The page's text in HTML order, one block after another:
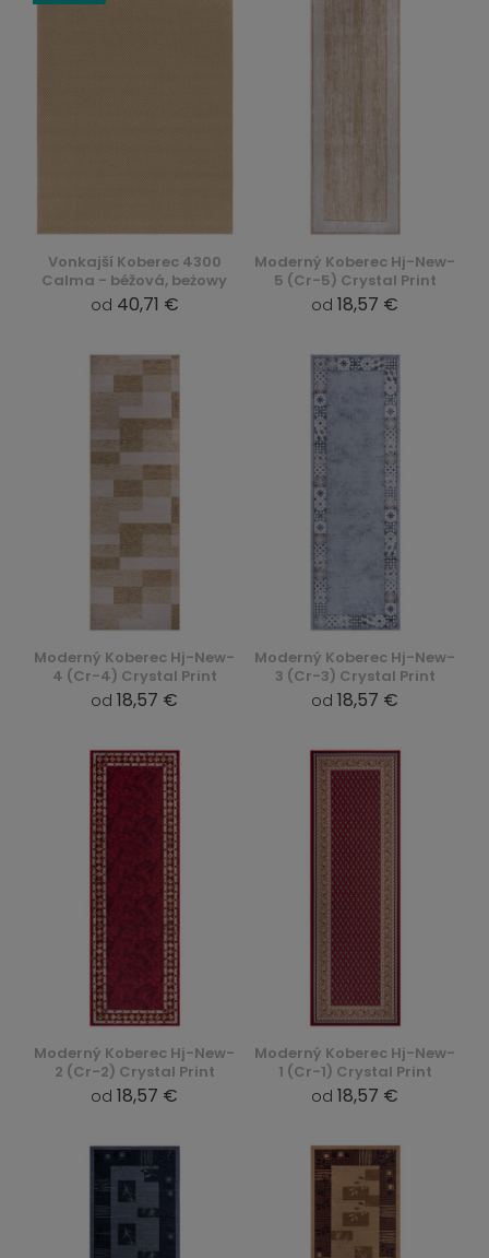
Vonkajší Koberec 4300
Calma - béžová, beżowy
od 40,71 €
Moderný Koberec Hj-New-
5 (Cr-5) Crystal Print
od 18,57 €
Moderný Koberec Hj-New-
4 (Cr-4) Crystal Print
od 18,57 €
Moderný Koberec Hj-New-
3 (Cr-3) Crystal Print
od 18,57 €
Moderný Koberec Hj-New-
2 (Cr-2) Crystal Print
od 18,57 €
Moderný Koberec Hj-New-
1 (Cr-1) Crystal Print
od 18,57 €